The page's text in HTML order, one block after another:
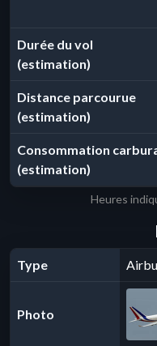
Durée du vol
(estimation)
Distance parcourue
(estimation)
Consommation
(estimation)
Heures
Type
Photo